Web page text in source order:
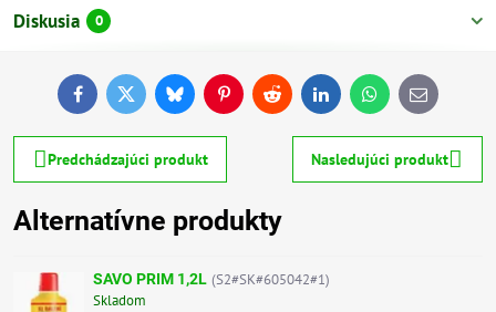
Diskusia 0
FacebookTwitterBlueskyPinterestReddit LinkedInWhatsApp
E-
mail
Predchádzajúci produkt Nasledujúci produkt
Alternatívne produkty
SAVO PRIM 1,2L (S2#SK#605042#1)
Skladom